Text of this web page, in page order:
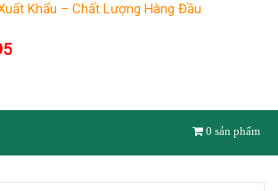
Khẩu – Chất Lượng Hàng Đầu
0 sản phẩm